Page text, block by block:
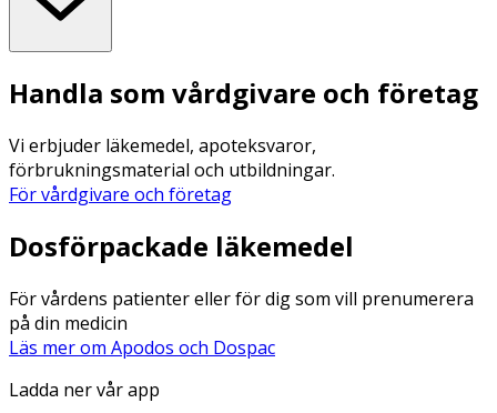
Handla som vårdgivare och företag
Vi erbjuder läkemedel, apoteksvaror,
förbrukningsmaterial och utbildningar.
För vårdgivare och företag
Dosförpackade läkemedel
För vårdens patienter eller för dig som vill prenumerera
på din medicin
Läs mer om Apodos och Dospac
Ladda ner vår app